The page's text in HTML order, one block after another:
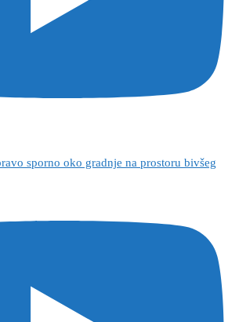
sporno oko gradnje na prostoru bivšeg